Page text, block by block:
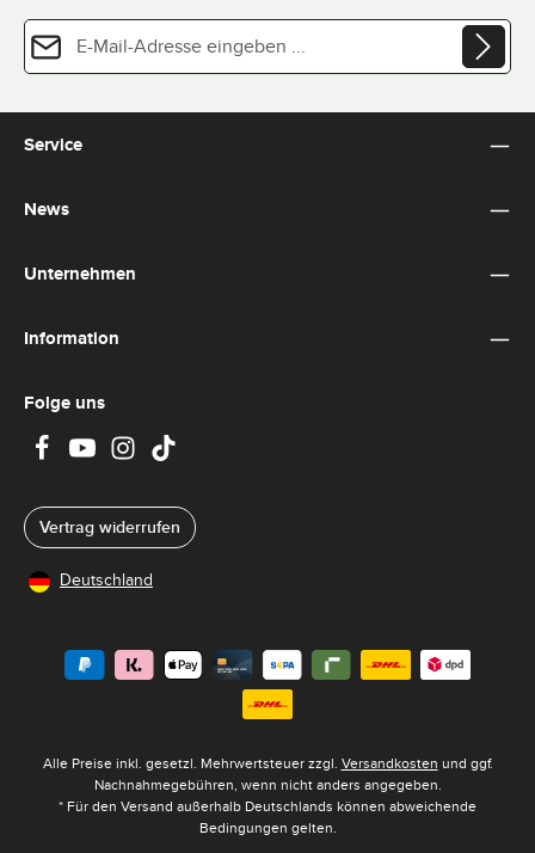
E-Mail-Adresse*
Ich habe die
Nutzungsbedingungen.
Die mit einem Stern (*) markierten Felder sind Pflichtfelder.
Service
News
Unternehmen
Information
Folge uns
Vertrag widerrufen
Deutschland
Alle Preise inkl. gesetzl. Mehrwertsteuer zzgl. Versandkosten und ggf.
Nachnahmegebühren, wenn nicht anders angegeben.
* Für den Versand außerhalb Deutschlands können abweichende
Bedingungen gelten.